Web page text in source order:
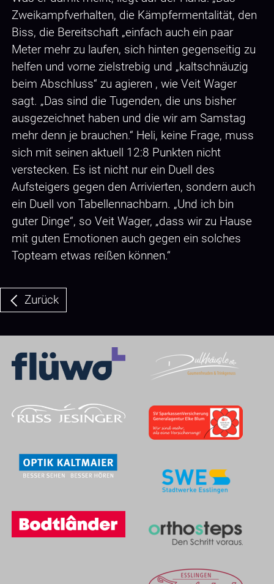
Zweikampfverhalten, die Kämpfermentalität, den
Biss, die Bereitschaft „einfach auch ein paar
Meter mehr zu laufen, sich hinten gegenseitig zu
helfen und vorne zielstrebig und „kaltschnäuzig
beim Abschluss“ zu agieren , wie Veit Wager
sagt. „Das sind die Tugenden, die uns bisher
ausgezeichnet haben und die wir am Samstag
mehr denn je brauchen.“ Heli, keine Frage, muss
sich mit seinen aktuell 12:8 Punkten nicht
verstecken. Es ist nicht nur ein Duell des
Aufsteigers gegen den Arrivierten, sondern auch
ein Duell von Tabellennachbarn. „Und ich bin
guter Dinge“, so Veit Wager, „dass wir zu Hause
mit guten Emotionen auch gegen ein solches
Topteam etwas reißen können.“
Zurück